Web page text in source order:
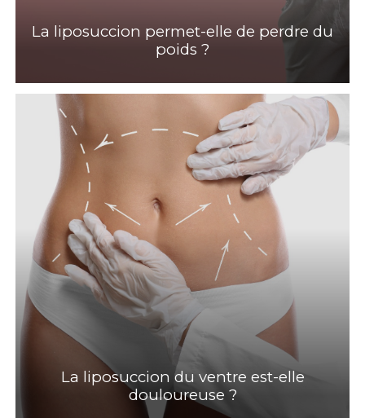
La liposuccion permet-elle de perdre du
poids ?
La liposuccion du ventre est-elle
douloureuse ?